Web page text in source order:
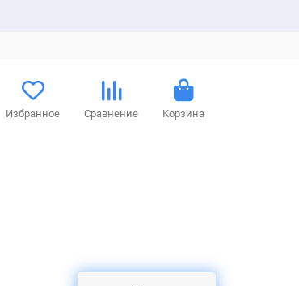
Избранное Сравнение Корзина